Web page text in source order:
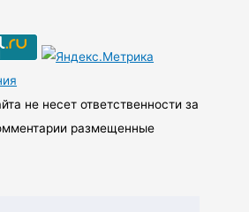
не несет ответственности за
размещенные